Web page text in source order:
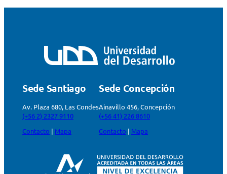
Sede Santiago
Av. Plaza 680, Las Condes
(+56 2) 2327 9110
Contacto | Mapa
Sede Concepción
Ainavillo 456, Concepción
(+56 41) 226 8610
Contacto | Mapa